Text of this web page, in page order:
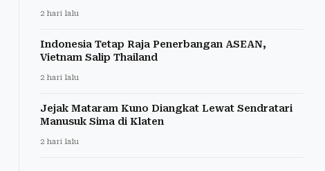
2 hari lalu
Indonesia Tetap Raja Penerbangan ASEAN,
Vietnam Salip Thailand
2 hari lalu
Jejak Mataram Kuno Diangkat Lewat Sendratari
Manusuk Sima di Klaten
2 hari lalu